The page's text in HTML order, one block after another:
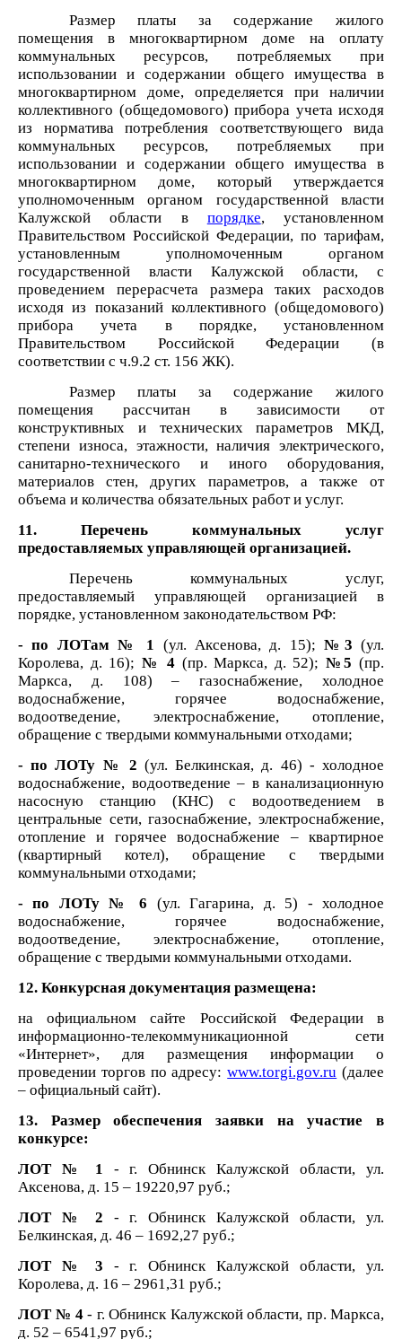
Размер платы за содержание жилого
помещения в многоквартирном доме на оплату
коммунальных ресурсов, потребляемых при
использовании и содержании общего имущества в
многоквартирном доме, определяется при наличии
коллективного (общедомового) прибора учета исходя
из норматива потребления соответствующего вида
коммунальных ресурсов, потребляемых при
использовании и содержании общего имущества в
многоквартирном доме, который утверждается
уполномоченным органом государственной власти
Калужской области в порядке, установленном
Правительством Российской Федерации, по тарифам,
установленным уполномоченным органом
государственной власти Калужской области, с
проведением перерасчета размера таких расходов
исходя из показаний коллективного (общедомового)
прибора учета в порядке, установленном
Правительством Российской Федерации (в
соответствии с ч.9.2 ст. 156 ЖК).
Размер платы за содержание жилого
помещения рассчитан в зависимости от
конструктивных и технических параметров МКД,
степени износа, этажности, наличия электрического,
санитарно-технического и иного оборудования,
материалов стен, других параметров, а также от
объема и количества обязательных работ и услуг.
11. Перечень коммунальных услуг
предоставляемых управляющей организацией.
Перечень коммунальных услуг,
предоставляемый управляющей организацией в
порядке, установленном законодательством РФ:
- по ЛОТам № 1 (ул. Аксенова, д. 15);№3 (ул.
Королева, д. 16); № 4(пр. Маркса, д. 52); №5 (пр.
Маркса, д. 108) – газоснабжение, холодное
водоснабжение, горячее водоснабжение,
водоотведение, электроснабжение, отопление,
обращение с твердыми коммунальными отходами;
- по ЛОТу № 2(ул. Белкинская, д. 46) - холодное
водоснабжение, водоотведение – в канализационную
насосную станцию (КНС) с водоотведением в
центральные сети, газоснабжение, электроснабжение,
отопление и горячее водоснабжение – квартирное
(квартирный котел), обращение с твердыми
коммунальными отходами;
- по ЛОТу № 6 (ул. Гагарина, д. 5) - холодное
водоснабжение, горячее водоснабжение,
водоотведение, электроснабжение, отопление,
обращение с твердыми коммунальными отходами.
12. Конкурсная документация размещена:
на официальном сайте Российской Федерации в
информационно-телекоммуникационной сети
«Интернет», для размещения информации о
проведении торгов по адресу: www.torgi.gov.ru (далее
– официальный сайт).
13. Размер обеспечения заявки на участие в
конкурсе:
ЛОТ № 1 - г. Обнинск Калужской области, ул.
Аксенова, д. 15 – 19220,97 руб.;
ЛОТ № 2 - г. Обнинск Калужской области, ул.
Белкинская, д. 46 – 1692,27 руб.;
ЛОТ № 3 - г. Обнинск Калужской области, ул.
Королева, д. 16 – 2961,31 руб.;
ЛОТ № 4 - г. Обнинск Калужской области, пр. Маркса,
д. 52 – 6541,97 руб.;